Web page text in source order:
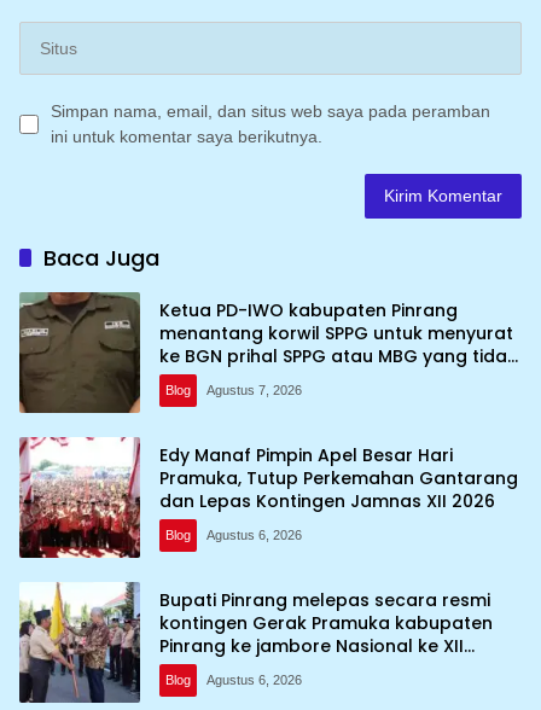
Simpan nama, email, dan situs web saya pada peramban
ini untuk komentar saya berikutnya.
Baca Juga
Ketua PD-IWO kabupaten Pinrang
menantang korwil SPPG untuk menyurat
ke BGN prihal SPPG atau MBG yang tidak
memenuhi syarat standar dan
persyaratan teknis
Blog Agustus 7, 2026
Edy Manaf Pimpin Apel Besar Hari
Pramuka, Tutup Perkemahan Gantarang
dan Lepas Kontingen Jamnas XII 2026
Blog Agustus 6, 2026
Bupati Pinrang melepas secara resmi
kontingen Gerak Pramuka kabupaten
Pinrang ke jambore Nasional ke XII
kebumi perkemahan Cibubur
Blog Agustus 6, 2026